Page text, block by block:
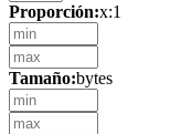
Proporción:x:1
Tamaño:bytes